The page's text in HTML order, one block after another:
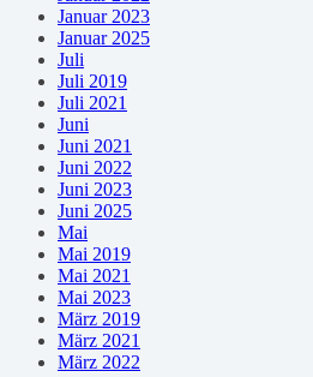
Januar 2023
Januar 2025
Juli
Juli 2019
Juli 2021
Juni
Juni 2021
Juni 2022
Juni 2023
Juni 2025
Mai
Mai 2019
Mai 2021
Mai 2023
März 2019
März 2021
März 2022